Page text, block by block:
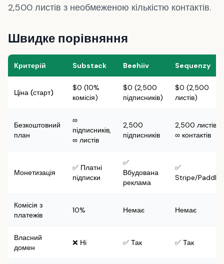
2,500 листів з необмеженою кількістю контактів.
Швидке порівняння
Критерій Substack Beehiiv Sequenzy
Ціна (старт)
$0 (10%
комісія)
$0 (2,500
підписників)
$0 (2,500
листів)
Безкоштовний
план
∞
підписників,
∞ листів
2,500
підписників
2,500 листів,
∞ контактів
Монетизація
✅ Платні
підписки
✅
Вбудована
реклама
✅
Stripe/Paddle
Комісія з
платежів
10% Немає Немає
Власний
домен
❌ Ні ✅ Так ✅ Так